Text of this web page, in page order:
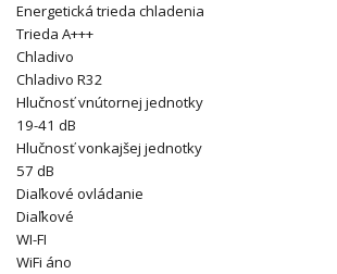
Energetická trieda chladenia
Trieda A+++
Chladivo
Chladivo R32
Hlučnosť vnútornej jednotky
19-41 dB
Hlučnosť vonkajšej jednotky
57 dB
Diaľkové ovládanie
Diaľkové
WI-FI
WiFi áno